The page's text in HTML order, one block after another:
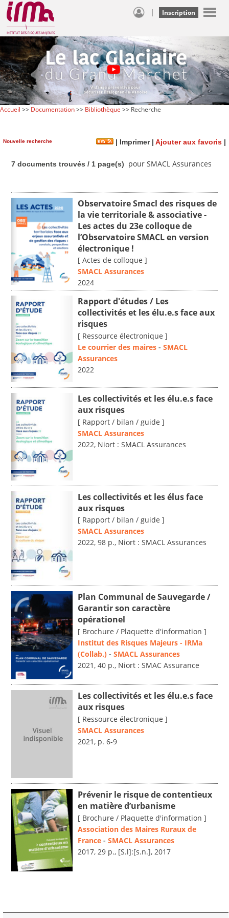
| Inscription
Accueil >> Documentation>> Bibliothèque >> Recherche
Nouvelle recherche | Imprimer| Ajouter aux favoris |
7 documents trouvés / 1 page(s) pour SMACL Assurances
Observatoire Smacl des risques de
la vie territoriale & associative -
Les actes du 23e colloque de
l’Observatoire SMACL en version
électronique !
[ Actes de colloque ]
SMACL Assurances
2024
Rapport d'études / Les
collectivités et les élu.e.s face aux
risques
[ Ressource électronique ]
Le courrier des maires - SMACL
Assurances
2022
Les collectivités et les élu.e.s face
aux risques
[ Rapport / bilan / guide ]
SMACL Assurances
2022, Niort : SMACL Assurances
Les collectivités et les élus face
aux risques
[ Rapport / bilan / guide ]
SMACL Assurances
2022, 98 p., Niort : SMACL Assurances
Plan Communal de Sauvegarde /
Garantir son caractère
opérationel
[ Brochure / Plaquette d'information ]
Institut des Risques Majeurs - IRMa
(Collab.) - SMACL Assurances
2021, 40 p., Niort : SMAC Assurance
Les collectivités et les élu.e.s face
aux risques
[ Ressource électronique ]
SMACL Assurances
2021, p. 6-9
Prévenir le risque de contentieux
en matière d’urbanisme
[ Brochure / Plaquette d'information ]
Association des Maires Ruraux de
France - SMACL Assurances
2017, 29 p., [S.l]:[s.n.], 2017